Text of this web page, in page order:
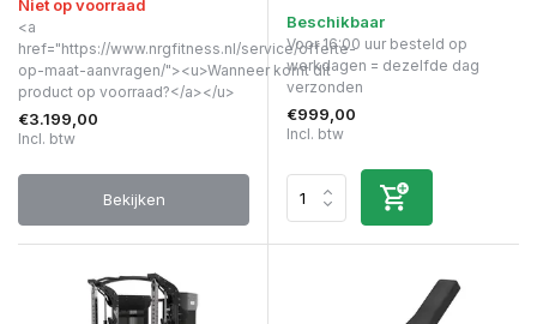
Niet op voorraad
<a
href="https://www.nrgfitness.nl/service/offerte-
op-maat-aanvragen/"><u>Wanneer komt dit
product op voorraad?</a></u>
€3.199,00
Incl. btw
Bekijken
Beschikbaar
Voor 16:00 uur besteld op
werkdagen = dezelfde dag
verzonden
€999,00
Incl. btw